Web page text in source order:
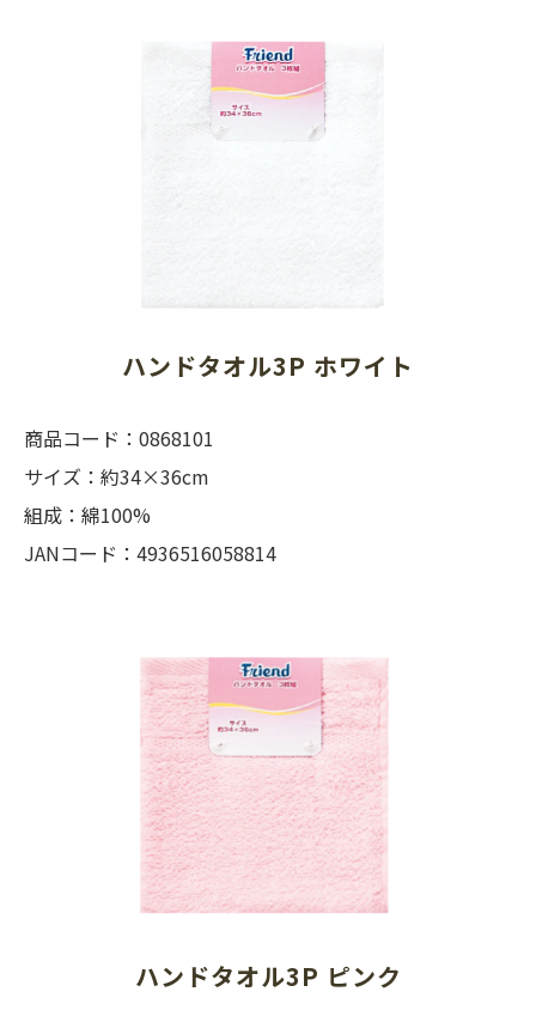
ハンドタオル3P ホワイト
商品コード：0868101
サイズ：約34×36cm
組成：綿100%
JANコード：4936516058814
ハンドタオル3P ピンク